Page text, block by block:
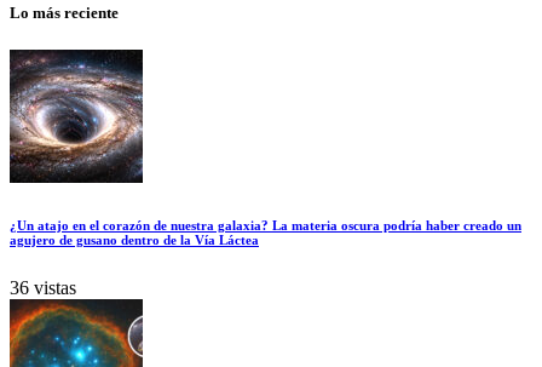
Lo más reciente
¿Un atajo en el corazón de nuestra galaxia? La materia oscura podría haber creado un
agujero de gusano dentro de la Vía Láctea
36 vistas